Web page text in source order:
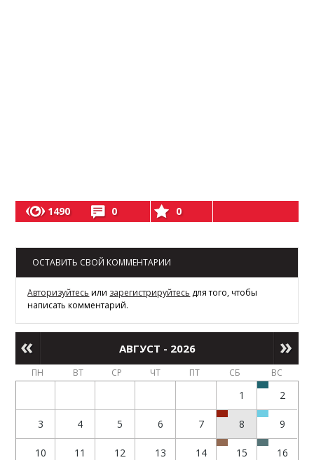
1490 0 0
ОСТАВИТЬ СВОЙ КОММЕНТАРИИ
Авторизуйтесь или зарегистрируйтесь для того, чтобы
написать комментарий.
АВГУСТ - 2026
ПН ВТ СР ЧТ ПТ СБ ВС
1 2
3 4 5 6 7 8 9
10 11 12 13 14 15 16